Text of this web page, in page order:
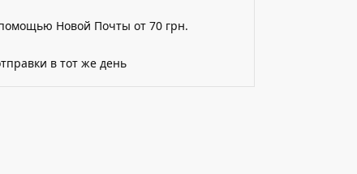
Новой Почты от 70 грн.
в тот же день